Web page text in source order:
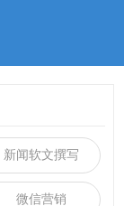
新闻软文撰写
微信营销